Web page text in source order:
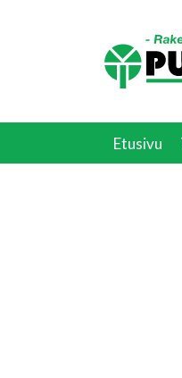
Etusivu